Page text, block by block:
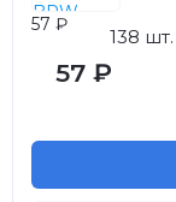
57 ₽
138 шт.
57 ₽